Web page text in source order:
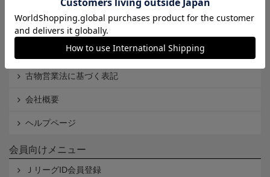
個人情報保護方針
Cookieポリシー
特定商取引法に基づく表記
古物営業法に基づく表記
会社概要
ヘルプページ
会員向けメニュー
ＪリーグID会員登録